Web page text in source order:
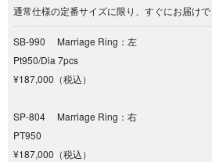
通常仕様の定番サイズに限り、すぐにお届けで
SB-990 Marriage Ring：左
Pt950/Dia 7pcs
¥187,000（税込）
SP-804 Marriage Ring：右
PT950
¥187,000（税込）